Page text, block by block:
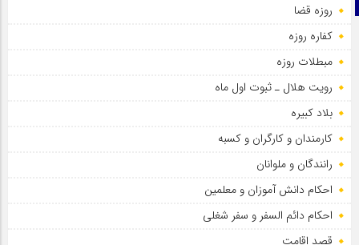
اطلاعیه مراسم عزاداری شهادت امام سجاد علیه السلام
روزه قضا
کفاره روزه
مبطلات روزه
رویت هلال ـ ثبوت اول ماه
بلاد کبیره
کارمندان و کارگران و کسبه
رانندگان و ملوانان
احکام دانش آموزان و معلمین
احکام دائم السفر و سفر شغلی
قصد اقامت